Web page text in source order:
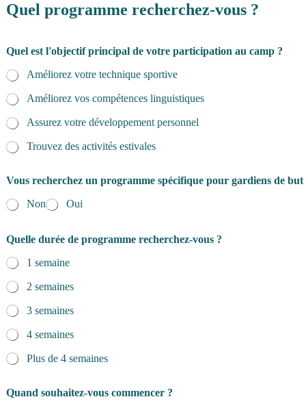
Quel programme recherchez-vous ?
Quel est l'objectif principal de votre participation au camp ?
Améliorez votre technique sportive
Améliorez vos compétences linguistiques
Assurez votre développement personnel
Trouvez des activités estivales
Vous recherchez un programme spécifique pour gardiens de but
Non
Oui
Quelle durée de programme recherchez-vous ?
1 semaine
2 semaines
3 semaines
4 semaines
Plus de 4 semaines
Quand souhaitez-vous commencer ?